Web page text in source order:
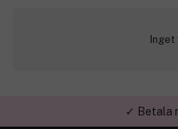
Inget
✓ Betala